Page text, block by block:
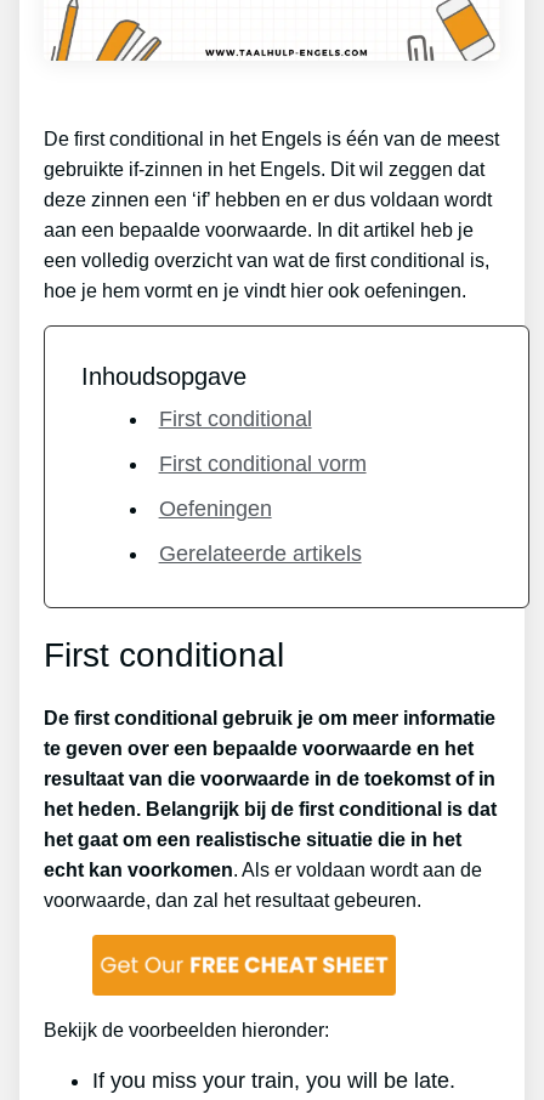
De first conditional in het Engels is één van de meest
gebruikte if-zinnen in het Engels. Dit wil zeggen dat
deze zinnen een ‘if’ hebben en er dus voldaan wordt
aan een bepaalde voorwaarde. In dit artikel heb je
een volledig overzicht van wat de first conditional is,
hoe je hem vormt en je vindt hier ook oefeningen.
Inhoudsopgave
First conditional
First conditional vorm
Oefeningen
Gerelateerde artikels
First conditional
De first conditional gebruik je om meer informatie
te geven over een bepaalde voorwaarde en het
resultaat van die voorwaarde in de toekomst of in
het heden. Belangrijk bij de first conditional is dat
het gaat om een realistische situatie die in het
echt kan voorkomen. Als er voldaan wordt aan de
voorwaarde, dan zal het resultaat gebeuren.
Bekijk de voorbeelden hieronder:
If you miss your train, you will be late.